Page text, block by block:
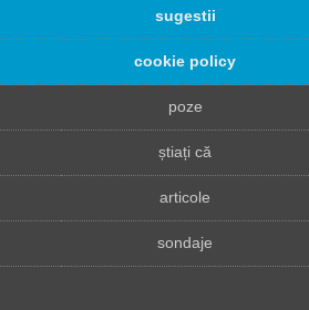
sugestii
cookie policy
poze
știați că
articole
sondaje